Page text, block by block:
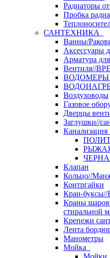
Радиаторы
Пробка
САНТЕХНИКА
Ванны/
Аксессуары
Арматура
Вентиля//
ВОДОМЕРЫ
Воздуховоды
Газовое
Дверцы
Заглушки//
Канализация
Клапан
Кольцо//
Контргайки
Кран-
Краны
стиральной
Крепежи
Лента
Манометры
Мойка
Мойки